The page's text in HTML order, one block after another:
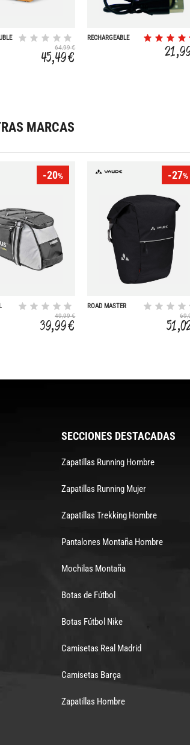
64,99 €
45,49 €
RECHARGEABLE
MARCAS
-20%
49,99 €
39,99 €
-27%
ROAD MASTER
SECCIONES DESTACADAS
Zapatillas Running Hombre
Zapatillas Running Mujer
Zapatillas Trekking Hombre
Pantalones Montaña Hombre
Mochilas Montaña
Botas de Fútbol
Botas Fútbol Nike
Camisetas Real Madrid
Camisetas Barça
Zapatillas Hombre